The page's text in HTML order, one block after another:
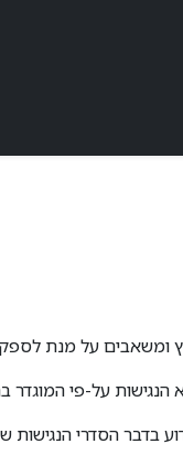
על מנת לספק
על-פי המוגדר
בדבר הסדרי הנגישות